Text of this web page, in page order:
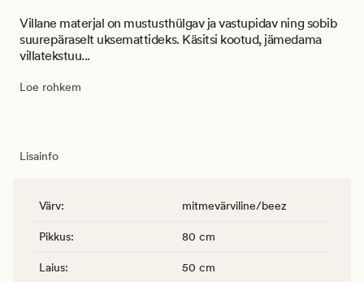
Villane materjal on mustusthülgav ja vastupidav ning sobib
suurepäraselt uksemattideks. Käsitsi kootud, jämedama
villatekstuu...
Loe rohkem
Lisainfo
Värv: mitmevärviline/beez
Pikkus: 80 cm
Laius: 50 cm